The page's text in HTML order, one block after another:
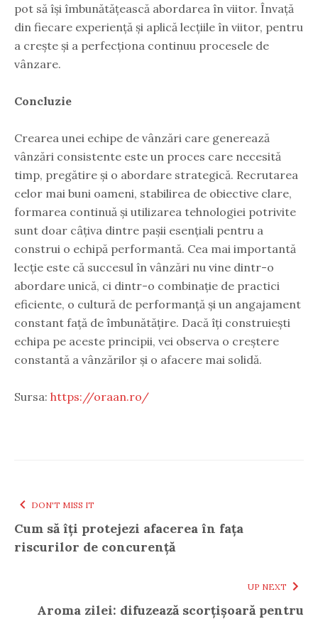
pot să își îmbunătățească abordarea în viitor. Învață
din fiecare experiență și aplică lecțiile în viitor, pentru
a crește și a perfecționa continuu procesele de
vânzare.
Concluzie
Crearea unei echipe de vânzări care generează
vânzări consistente este un proces care necesită
timp, pregătire și o abordare strategică. Recrutarea
celor mai buni oameni, stabilirea de obiective clare,
formarea continuă și utilizarea tehnologiei potrivite
sunt doar câțiva dintre pașii esențiali pentru a
construi o echipă performantă. Cea mai importantă
lecție este că succesul în vânzări nu vine dintr-o
abordare unică, ci dintr-o combinație de practici
eficiente, o cultură de performanță și un angajament
constant față de îmbunătățire. Dacă îți construiești
echipa pe aceste principii, vei observa o creștere
constantă a vânzărilor și o afacere mai solidă.
Sursa: https://oraan.ro/
DON'T MISS IT
Cum să îți protejezi afacerea în fața
riscurilor de concurență
UP NEXT
Aroma zilei: difuzează scorțișoară pentru